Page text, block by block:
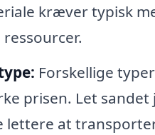
kræver typisk
Forskellige
prisen. Let sandet
lettere at